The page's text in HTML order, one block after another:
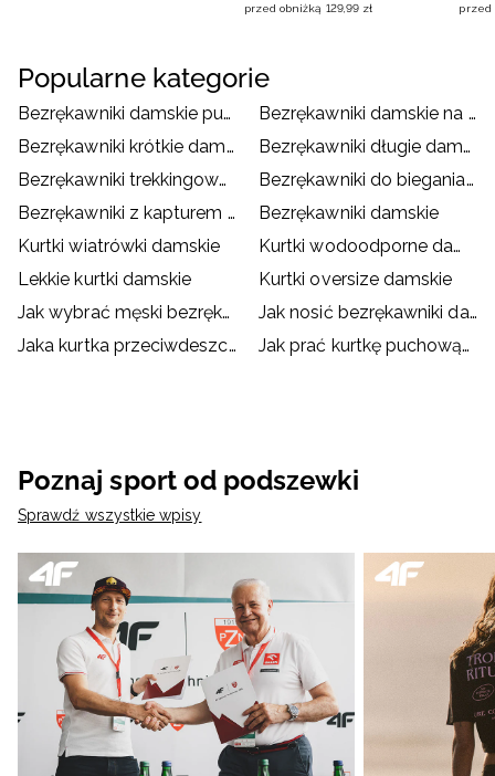
przed obniżką 129,99 zł
przed
Popularne kategorie
Bezrękawniki damskie puchowe
Bezrękawniki damskie na co dzień
Bezrękawniki krótkie damskie
Bezrękawniki długie damskie
Bezrękawniki trekkingowe damskie
Bezrękawniki do biegania damskie
Bezrękawniki z kapturem damskie
Bezrękawniki damskie
Kurtki wiatrówki damskie
Kurtki wodoodporne damskie
Lekkie kurtki damskie
Kurtki oversize damskie
Jak wybrać męski bezrękawnik?
Jak nosić bezrękawniki damskie?
Jaka kurtka przeciwdeszczowa?
Jak prać kurtkę puchową? Jak suszyć kurtkę?
Poznaj sport od podszewki
Sprawdź wszystkie wpisy